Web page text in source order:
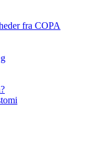
fra COPA